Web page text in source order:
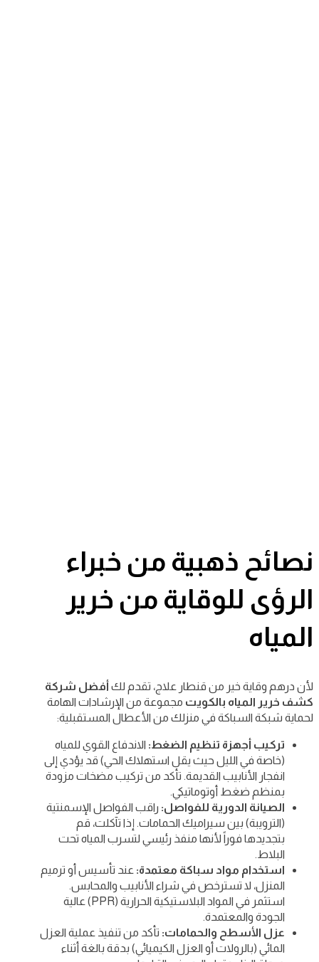
نصائح ذهبية من خبراء
الرؤى للوقاية من خرير
المياه
لأن درهم وقاية خير من قنطار علاج، تقدم لك أفضل شركة
كشف خرير المياه بالكويت مجموعة من الإرشادات الهامة
لحماية شبكة السباكة في منزلك من الأعطال المستقبلية:
تركيب أجهزة تنظيم الضغط: الاندفاع القوي للمياه
(خاصة في الليل حيث يقل استهلاك الحي) قد يؤدي إلى
انفجار الأنابيب القديمة. تأكد من تركيب مضخات مزودة
بمنظم ضغط أوتوماتيكي.
الصيانة الدورية للفواصل: راقب الفواصل الإسمنتية
(الترويبة) بين سيراميك الحمامات. إذا تآكلت، قم
بتجديدها فوراً لأنها منفذ رئيسي لتسرب المياه تحت
البلاط.
استخدام مواد سباكة معتمدة: عند تأسيس أو ترميم
المنزل، لا تسترخص في شراء الأنابيب والمحابس.
استثمر في المواد البلاستيكية الحرارية (PPR) عالية
الجودة والمعتمدة.
عزل الأسطح والحمامات: تأكد من تنفيذ عملية العزل
المائي (بالرولات أو العزل الكيميائي) بدقة بالغة أثناء